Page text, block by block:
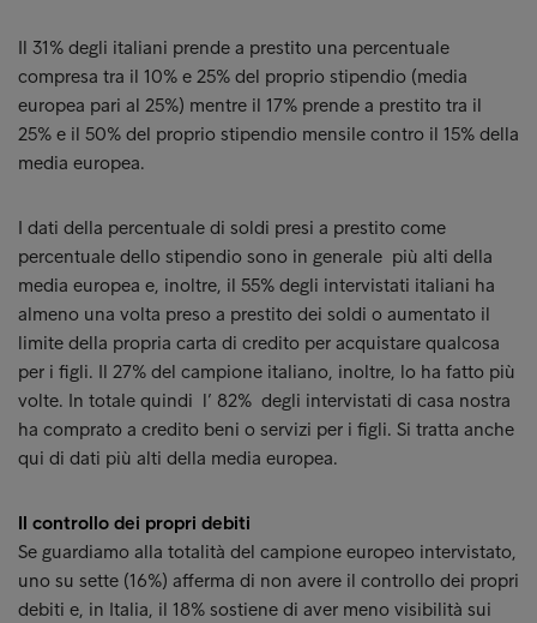
Il 31% degli italiani prende a prestito una percentuale
compresa tra il 10% e 25% del proprio stipendio (media
europea pari al 25%) mentre il 17% prende a prestito tra il
25% e il 50% del proprio stipendio mensile contro il 15% della
media europea.
I dati della percentuale di soldi presi a prestito come
percentuale dello stipendio sono in generale più alti della
media europea e, inoltre, il 55% degli intervistati italiani ha
almeno una volta preso a prestito dei soldi o aumentato il
limite della propria carta di credito per acquistare qualcosa
per i figli. Il 27% del campione italiano, inoltre, lo ha fatto più
volte. In totale quindi l’ 82% degli intervistati di casa nostra
ha comprato a credito beni o servizi per i figli. Si tratta anche
qui di dati più alti della media europea.
Il controllo dei propri debiti
Se guardiamo alla totalità del campione europeo intervistato,
uno su sette (16%) afferma di non avere il controllo dei propri
debiti e, in Italia, il 18% sostiene di aver meno visibilità sui